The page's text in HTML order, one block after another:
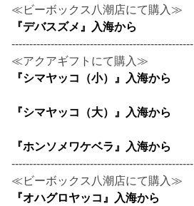
≪ビーボックス八潮店にて購入≫
『デバスズメ』入海から
---------------------------------------------------
≪アクアギフトにて購入≫
『シマヤッコ（小）』入海から
『シマヤッコ（大）』入海から
『ホンソメワケベラ』入海から
---------------------------------------------------
≪ビーボックス八潮店にて購入≫
『オハグロヤッコ』入海から